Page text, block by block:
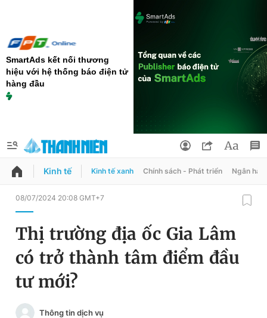
SmartAds kết nối thương
hiệu với hệ thống báo điện tử
hàng đầu
QUẢNG CÁO
Chuyên mục
Chuyên mục khác
Chào ngày mới
Đổi mật khẩu
Tin đã lưu
Kinh tế Kinh tế xanh Chính sách - Phát triển Ngân
08/07/2024 20:08 GMT+7
Thị trường địa ốc Gia Lâm
có trở thành tâm điểm đầu
tư mới?
Thông tin dịch vụ